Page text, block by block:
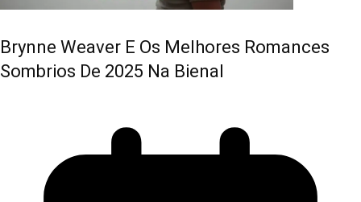
Brynne Weaver E Os Melhores Romances
Sombrios De 2025 Na Bienal